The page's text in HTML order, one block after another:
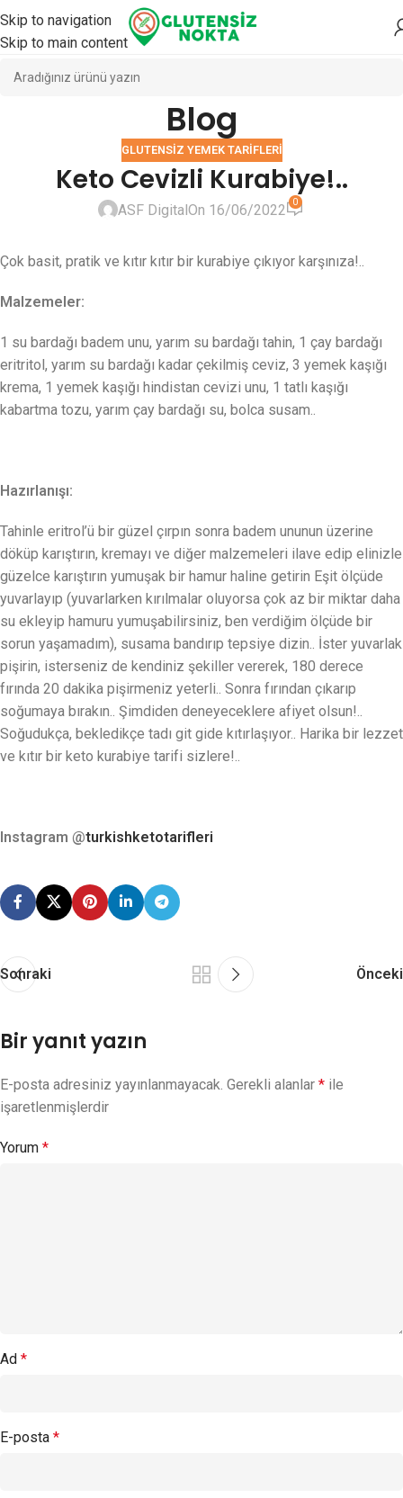
Skip to navigation
Skip to main content
Blog
GLUTENSIZ YEMEK TARIFLERI
Keto Cevizli Kurabiye!..
ASF DigitalOn 16/06/2022 0
Çok basit, pratik ve kıtır kıtır bir kurabiye çıkıyor karşınıza!..
Malzemeler:
1 su bardağı badem unu, yarım su bardağı tahin, 1 çay bardağı
eritritol, yarım su bardağı kadar çekilmiş ceviz, 3 yemek kaşığı
krema, 1 yemek kaşığı hindistan cevizi unu, 1 tatlı kaşığı
kabartma tozu, yarım çay bardağı su, bolca susam..
Hazırlanışı:
Tahinle eritrol’ü bir güzel çırpın sonra badem ununun üzerine
döküp karıştırın, kremayı ve diğer malzemeleri ilave edip elinizle
güzelce karıştırın yumuşak bir hamur haline getirin Eşit ölçüde
yuvarlayıp (yuvarlarken kırılmalar oluyorsa çok az bir miktar daha
su ekleyip hamuru yumuşabilirsiniz, ben verdiğim ölçüde bir
sorun yaşamadım), susama bandırıp tepsiye dizin.. İster yuvarlak
pişirin, isterseniz de kendiniz şekiller vererek, 180 derece
fırında 20 dakika pişirmeniz yeterli.. Sonra fırından çıkarıp
soğumaya bırakın.. Şimdiden deneyeceklere afiyet olsun!..
Soğudukça, bekledikçe tadı git gide kıtırlaşıyor.. Harika bir lezzet
ve kıtır bir keto kurabiye tarifi sizlere!..
Instagram @turkishketotarifleri
Sonraki Önceki
Bir yanıt yazın
E-posta adresiniz yayınlanmayacak. Gerekli alanlar * ile
işaretlenmişlerdir
Yorum *
Ad *
E-posta *